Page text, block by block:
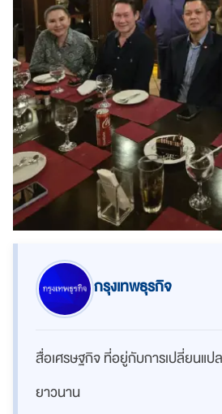
กรุงเทพธุรกิจ
สื่อเศรษฐกิจ ที่อยู่กับการเปลี่ยนแป
ยาวนาน